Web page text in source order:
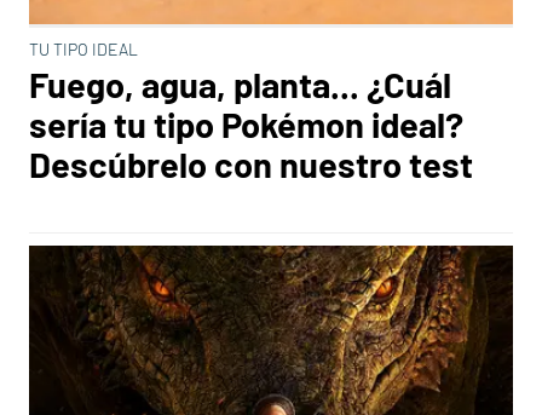
TU TIPO IDEAL
Fuego, agua, planta... ¿Cuál
sería tu tipo Pokémon ideal?
Descúbrelo con nuestro test